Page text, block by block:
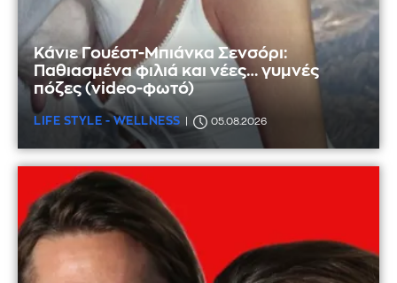
Κάνιε Γουέστ-Μπιάνκα Σενσόρι:
Παθιασμένα φιλιά και νέες… γυμνές
πόζες (video-φωτό)
LIFE STYLE - WELLNESS 05.08.2026